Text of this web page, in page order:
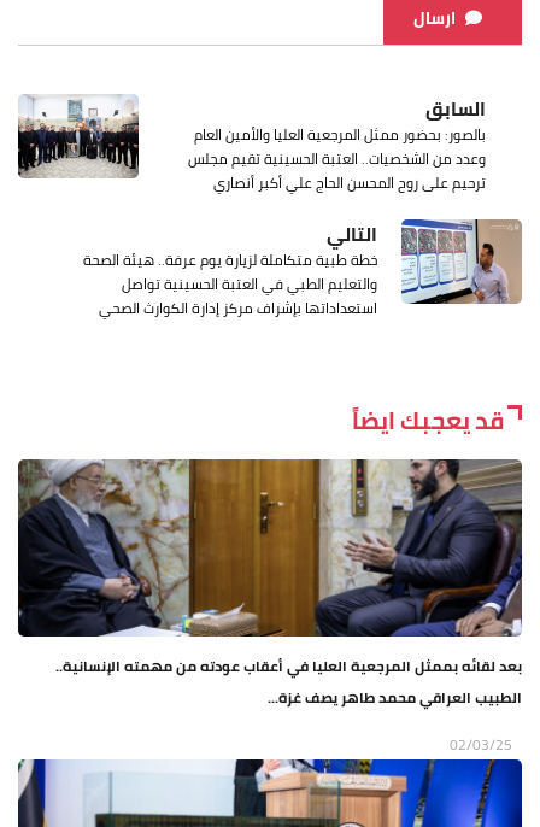
ارسال
السابق
بالصور: بحضور ممثل المرجعية العليا والأمين العام
وعدد من الشخصيات.. العتبة الحسينية تقيم مجلس
ترحيم على روح المحسن الحاج علي أكبر أنصاري
التالي
خطة طبية متكاملة لزيارة يوم عرفة.. هيئة الصحة
والتعليم الطبي في العتبة الحسينية تواصل
استعداداتها بإشراف مركز إدارة الكوارث الصحي
قد يعجبك ايضاً
بعد لقائه بممثل المرجعية العليا في أعقاب عودته من مهمته الإنسانية..
الطبيب العراقي محمد طاهر يصف غزة...
02/03/25